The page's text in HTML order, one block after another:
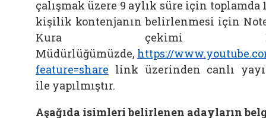
çalışmak üzere 9 aylık süre için toplamda
kişilik kontenjanın belirlenmesi için
Kura çekimi
Müdürlüğümüzde, https://
feature=share link üzerinden canlı
ile yapılmıştır.
Aşağıda isimleri belirlenen adayların